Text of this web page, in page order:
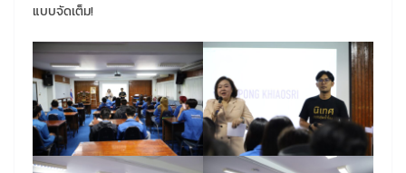
แบบจัดเต็ม!